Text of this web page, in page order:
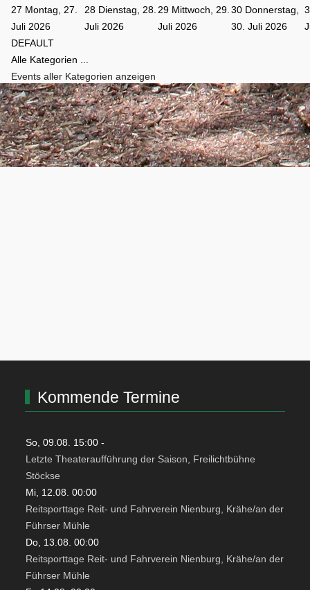
27 Montag, 27.
Juli 2026
28 Dienstag, 28.
Juli 2026
29 Mittwoch, 29.
Juli 2026
30 Donnerstag,
30. Juli 2026
DEFAULT
Alle Kategorien ...
Events aller Kategorien anzeigen
Kommende Termine
So, 09.08. 15:00-
Letzte Theateraufführung der Saison, Freilichtbühne
Stöckse
Mi, 12.08. 00:00
Reitsporttage Reit- und Fahrverein Nienburg, Krähe/an der
Führser Mühle
Do, 13.08. 00:00
Reitsporttage Reit- und Fahrverein Nienburg, Krähe/an der
Führser Mühle